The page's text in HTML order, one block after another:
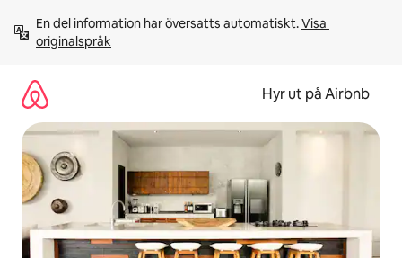
innehåll
En del information har översatts automatiskt. Visa
originalspråk
Hyr ut på Airbnb